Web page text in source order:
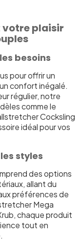
votre plaisir
besoins
pour offrir un
confort inégalé.
régulier, notre
comme le
Cocksling
idéal pour vos
styles
des options
allant du
préférences de
Mega
chaque produit
tout en